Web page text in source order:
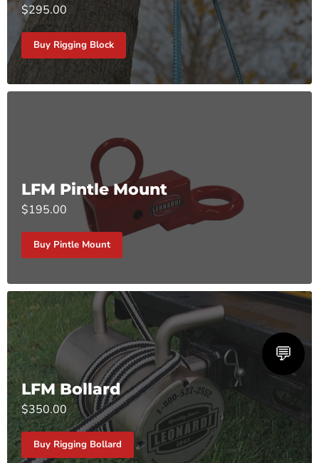
$295.00
Buy Rigging Block
LFM Pintle Mount
$195.00
Buy Pintle Mount
LFM Bollard
$350.00
Buy Rigging Bollard
💬